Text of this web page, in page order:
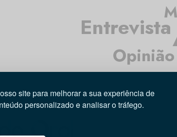
site para melhorar a sua experiência de
personalizado e analisar o tráfego.
Entrevista
Opinião